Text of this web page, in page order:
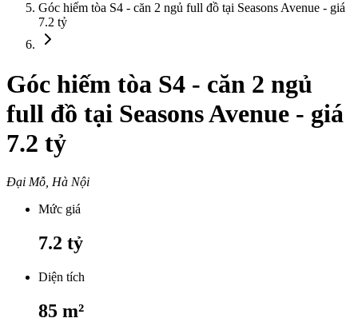
Góc hiếm tòa S4 - căn 2 ngủ full đồ tại Seasons Avenue - giá
7.2 tỷ
Góc hiếm tòa S4 - căn 2 ngủ
full đồ tại Seasons Avenue - giá
7.2 tỷ
Đại Mỗ, Hà Nội
Mức giá
7.2 tỷ
Diện tích
85 m²